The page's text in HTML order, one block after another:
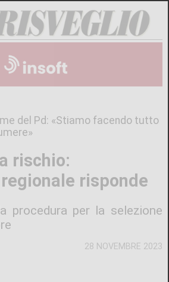
28 NOVEMBRE 2023
del Pd: «Stiamo facendo tutto
rischio:
regionale risponde
procedura per la selezione